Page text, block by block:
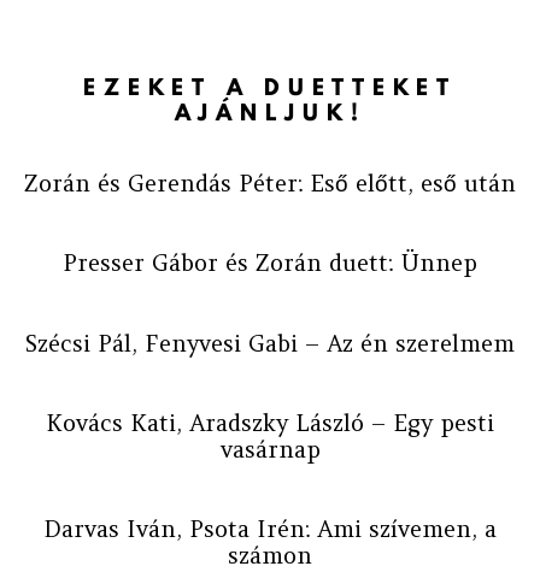
EZEKET A DUETTEKET
AJÁNLJUK!
Zorán és Gerendás Péter: Eső előtt, eső után
Presser Gábor és Zorán duett: Ünnep
Szécsi Pál, Fenyvesi Gabi – Az én szerelmem
Kovács Kati, Aradszky László – Egy pesti
vasárnap
Darvas Iván, Psota Irén: Ami szívemen, a
számon